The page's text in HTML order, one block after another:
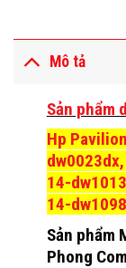
Mô tả
Sản phẩm
Hp
14-
14-
Sản phẩm
Phong